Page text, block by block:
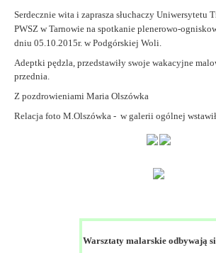
Serdecznie wita i zaprasza słuchaczy Uniwersytetu
PWSZ w Tarnowie na spotkanie plenerowo-
dniu 05.10.2015r. w Podgórskiej Woli.
Adeptki pędzla, przedstawiły swoje wakacyjne
przednia.
Z pozdrowieniami Maria Olszówka
Relacja foto M.Olszówka - w galerii ogólnej
Warsztaty malarskie odbywają